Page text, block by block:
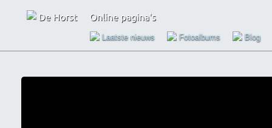
Laatste nieuws Fotoalbums Blog